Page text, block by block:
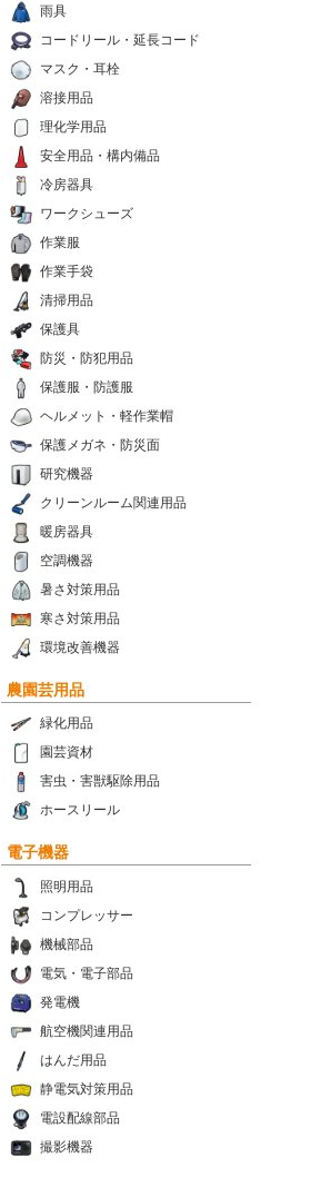
雨具
コードリール・延長コード
マスク・耳栓
溶接用品
理化学用品
安全用品・構内備品
冷房器具
ワークシューズ
作業服
作業手袋
清掃用品
保護具
防災・防犯用品
保護服・防護服
ヘルメット・軽作業帽
保護メガネ・防災面
研究機器
クリーンルーム関連用品
暖房器具
空調機器
暑さ対策用品
寒さ対策用品
環境改善機器
農園芸用品
緑化用品
園芸資材
害虫・害獣駆除用品
ホースリール
電子機器
照明用品
コンプレッサー
機械部品
電気・電子部品
発電機
航空機関連用品
はんだ用品
静電気対策用品
電設配線部品
撮影機器